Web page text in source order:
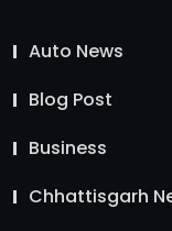
Auto News
Blog Post
Business
Chhattisgarh